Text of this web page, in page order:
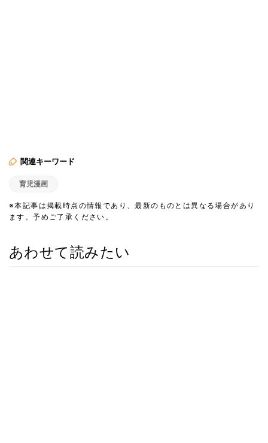
関連キーワード
育児漫画
※本記事は掲載時点の情報であり、最新のものとは異なる場合があり
ます。予めご了承ください。
あわせて読みたい